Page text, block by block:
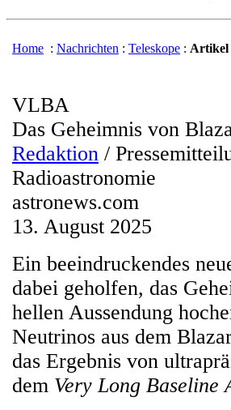
Home : Nachrichten : Teleskope : Artikel
VLBA
Das Geheimnis von
Redaktion /
Radioastronomie
astronews.com
13. August 2025
Ein beeindruckendes
dabei geholfen, das
hellen Aussendung
Neutrinos aus dem
das Ergebnis von
dem Very Long Baseline